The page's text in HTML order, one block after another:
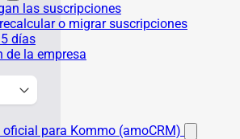
las suscripciones
o migrar suscripciones
días
de la empresa
para Kommo (amoCRM)